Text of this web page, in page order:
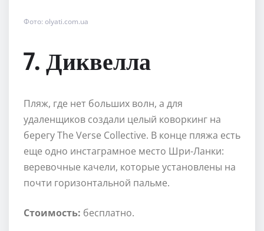
Фото: olyati.com.ua
7. Диквелла
Пляж, где нет больших волн, а для
удаленщиков создали целый коворкинг на
берегу The Verse Collective. В конце пляжа есть
еще одно инстаграмное место Шри-Ланки:
веревочные качели, которые установлены на
почти горизонтальной пальме.
Стоимость: бесплатно.